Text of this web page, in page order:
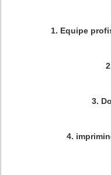
1. Equipe
3.
4.